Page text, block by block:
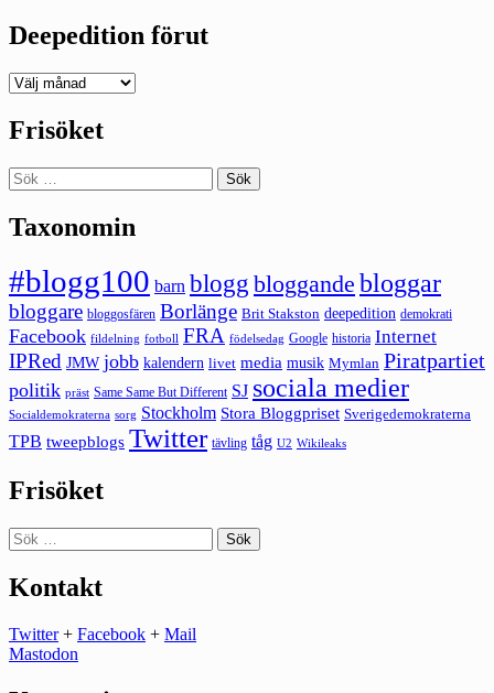
Deepedition förut
Deepedition
Frisöket
Sök
efter:
Taxonomin
#blogg100 barn blogg bloggande bloggar
bloggare bloggosfären Borlänge Brit Stakston deepedition demokrati
Facebook fildelning fotboll FRA födelsedag Google historia Internet
IPRed JMW jobb kalendern livet media musik Mymlan Piratpartiet
politik präst Same Same But Different SJ sociala medier
Socialdemokraterna sorg Stockholm Stora Bloggpriset Sverigedemokraterna
TPB tweepblogs Twitter tävling tåg U2 Wikileaks
Frisöket
Sök
efter:
Kontakt
Twitter+ Facebook + Mail
Mastodon